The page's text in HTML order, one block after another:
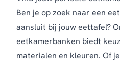
Ben je op zoek naar een
aansluit bij jouw eettafel?
eetkamerbanken biedt
materialen en kleuren. Of